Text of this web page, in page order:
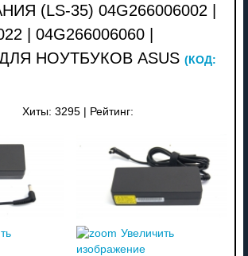
(LS-35) 04G266006002 |
| 04G266006060 |
ДЛЯ НОУТБУКОВ ASUS (КОД:
Хиты: 3295 Рейтинг:
Увеличить
изображение